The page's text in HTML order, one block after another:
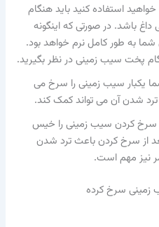
استفاده کنید باید هنگام
باشد. در صورتی که اینگونه
به طور کامل نرم خواهد بود.
پخت سیب زمینی در نظر بگیرید.
یکبار سیب زمینی را سرخ می
شدن آن می تواند کمک کند.
سرخ کردن سیب زمینی را خیس
از سرخ کردن باعث ترد شدن
نیز مهم است.
سرخ کرده